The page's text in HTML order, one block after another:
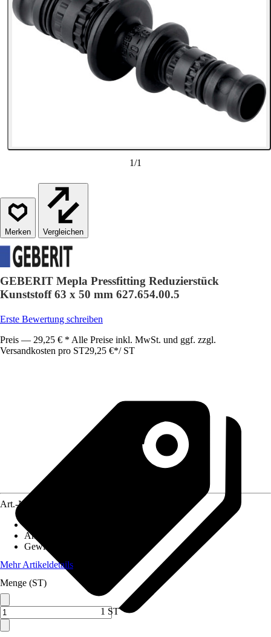
1/1
Vergleichen
GEBERIT Mepla Pressfitting Reduzierstück
Kunststoff 63 x 50 mm 627.654.00.5
Erste Bewertung schreiben
Preis — 29,25 € * Alle Preise inkl. MwSt. und ggf. zzgl.
Versandkosten pro ST29,25 €*/ ST
Art.-Nr.
Anwendung
Gewinde-Typ
Mehr Artikeldetails
Menge (ST)
1 ST